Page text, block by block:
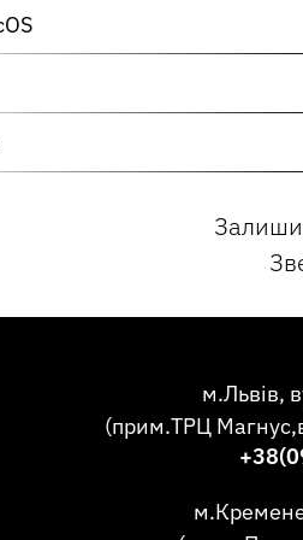
м.Львів,
(прим.ТРЦ